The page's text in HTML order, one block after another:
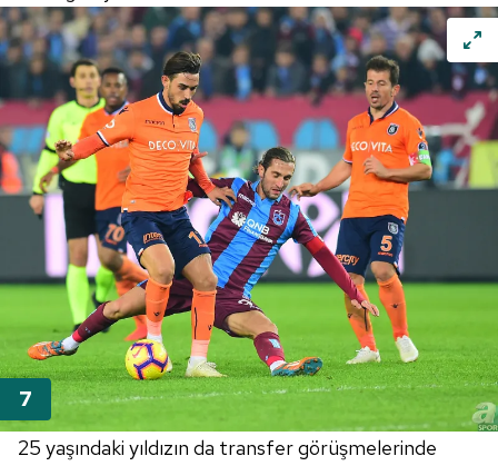
25 yaşındaki yıldızın da transfer görüşmelerinde